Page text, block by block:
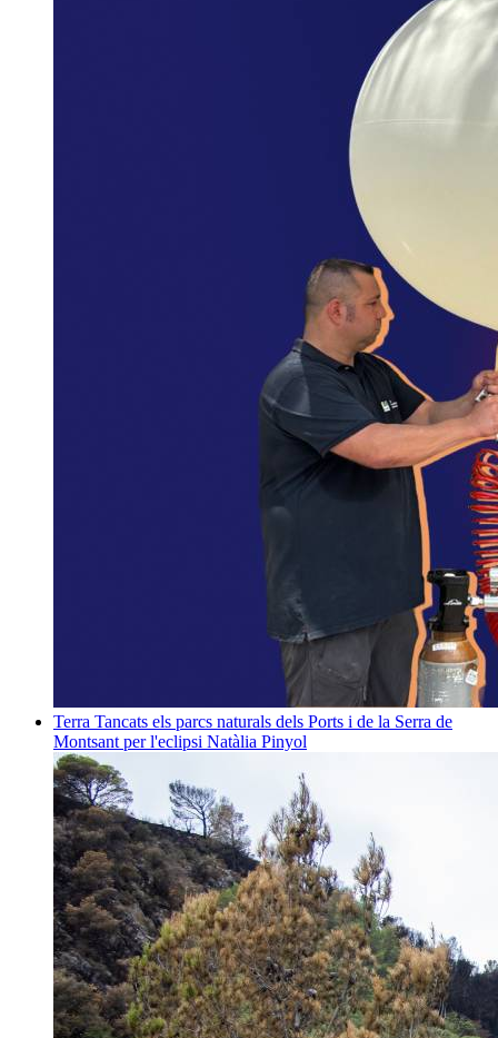
Terra Tancats els parcs naturals dels Ports i de la Serra de
Montsant per l'eclipsi Natàlia Pinyol